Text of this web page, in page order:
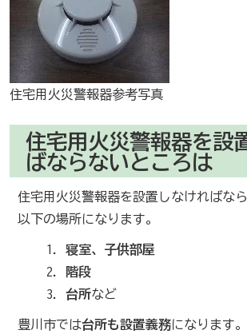
住宅用火災警報器参考写真
住宅用火災警報器を設
ばならないところは
住宅用火災警報器を設置しなければな
以下の場所になります。
寝室、子供部屋
階段
台所など
豊川市では台所も設置義務になります。